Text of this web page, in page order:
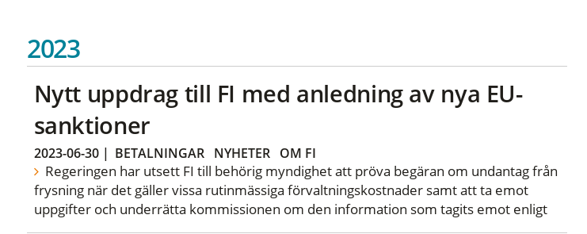
2023
Nytt uppdrag till FI med anledning av nya EU-
sanktioner
2023-06-30| BETALNINGAR NYHETER OM FI
Regeringen har utsett FI till behörig myndighet att pröva begäran om undantag från
frysning när det gäller vissa rutinmässiga förvaltningskostnader samt att ta emot
uppgifter och underrätta kommissionen om den information som tagits emot enligt